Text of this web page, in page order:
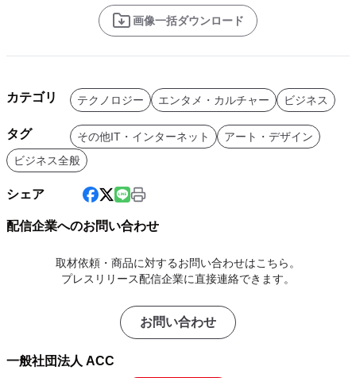
画像一括ダウンロード
カテゴリ テクノロジー エンタメ・カルチャー ビジネス
タグ その他IT・インターネット
アート・デザイン
ビジネス全般
シェア
配信企業へのお問い合わせ
取材依頼・商品に対するお問い合わせはこちら。
プレスリリース配信企業に直接連絡できます。
お問い合わせ
一般社団法人 ACC